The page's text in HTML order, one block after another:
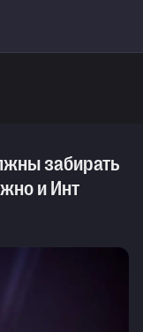
забирать
и Инт